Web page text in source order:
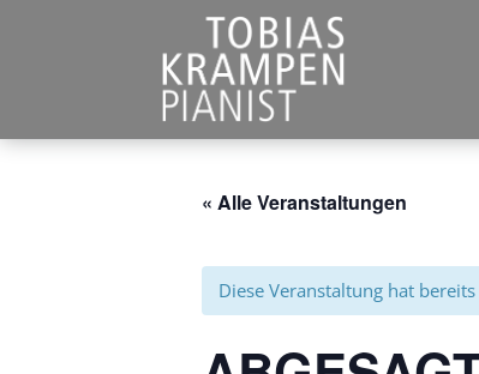
« Alle Veranstaltungen
Diese Veranstaltung hat